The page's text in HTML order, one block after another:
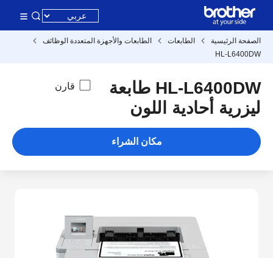
الصفحة الرئيسية الطابعات
الطابعات والأجهزة المتعددة الوظائف
HL-L6400DW
HL-L6400DW طابعة
ليزرية أحادية اللون
قارن
مكان الشراء